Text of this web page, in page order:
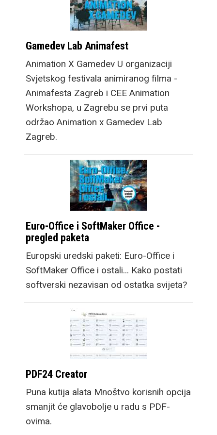
Gamedev Lab Animafest
Animation X Gamedev U organizaciji
Svjetskog festivala animiranog filma -
Animafesta Zagreb i CEE Animation
Workshopa, u Zagrebu se prvi puta
održao Animation x Gamedev Lab
Zagreb.
Euro-Office i SoftMaker Office -
pregled paketa
Europski uredski paketi: Euro-Office i
SoftMaker Office i ostali... Kako postati
softverski nezavisan od ostatka svijeta?
PDF24 Creator
Puna kutija alata Mnoštvo korisnih opcija
smanjit će glavobolje u radu s PDF-
ovima.